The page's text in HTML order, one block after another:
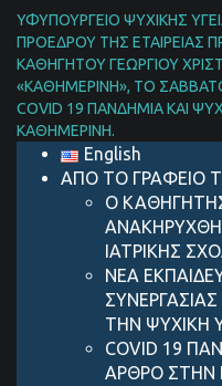
ΥΦΥΠΟΥΡΓΕΙΟ ΨΥΧΙΚΗΣ
ΠΡΟΕΔΡΟΥ ΤΗΣ ΕΤΑΙΡΕΙΑΣ
ΚΑΘΗΓΗΤΟΥ ΓΕΩΡΓΙΟΥ
«ΚΑΘΗΜΕΡΙΝΗ», ΤΟ
COVID 19 ΠΑΝΔΗΜIΑ ΚΑΙ
ΚΑΘΗΜΕΡΙΝH.
English
ΑΠΟ ΤΟ ΓΡΑΦΕΙΟ
Ο
ΙΑΤΡΙΚΗΣ
ΝΕΑ
ΣΥΝΕΡΓΑΣΙΑΣ
ΤΗΝ ΨΥΧΙΚΗ
COVID 19
AΡΘΡΟ ΣΤΗΝ